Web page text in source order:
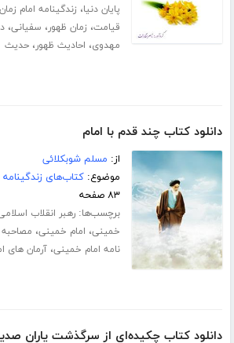
پایان دنیا، زندگینامه امام زمان
قیامت، زمان ظهور، سفیانی،
مهدوی، احادیث ظهور،حدیث
دانلود کتاب چند قدم با امام
از: مسلم شوبکلائی
موضوع:کتاب‌های زندگینامه
۸۳ صفحه
برچسب‌ها:رهبر انقلاب
خمینی، امام خمینی، مصاحبه
نامه امام خمینی،آرمان های
دانلود کتاب چکیده‌ای از سرگذشت یاران